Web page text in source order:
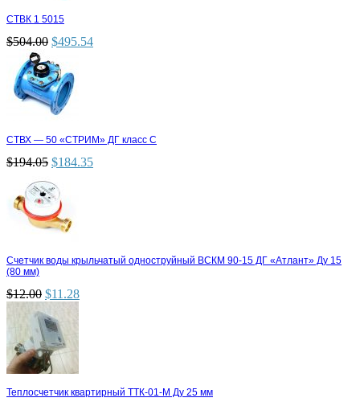
СТВК 1 5015
$504.00 $495.54
СТВХ — 50 «СТРИМ» ДГ класс С
$194.05 $184.35
Счетчик воды крыльчатый одноструйный ВСКМ 90-15 ДГ «Атлант» Ду 15
(80 мм)
$12.00 $11.28
Теплосчетчик квартирный ТТК-01-М Ду 25 мм